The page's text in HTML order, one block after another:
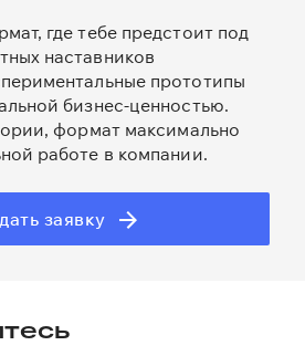
где тебе предстоит под
наставников
прототипы
бизнес-ценностью.
формат максимально
работе в компании.
заявку